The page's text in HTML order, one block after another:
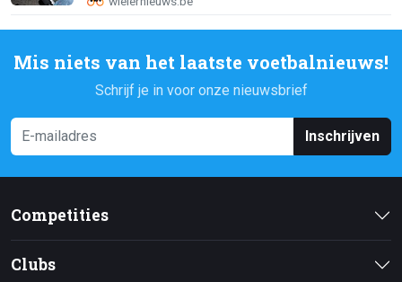
Mis niets van het laatste voetbalnieuws!
Schrijf je in voor onze nieuwsbrief
Inschrijven
Competities
Clubs